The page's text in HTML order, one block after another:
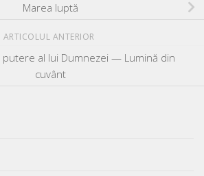
Marea luptă
ARTICOLUL ANTERIOR
putere al lui Dumnezei — Lumină din
cuvânt